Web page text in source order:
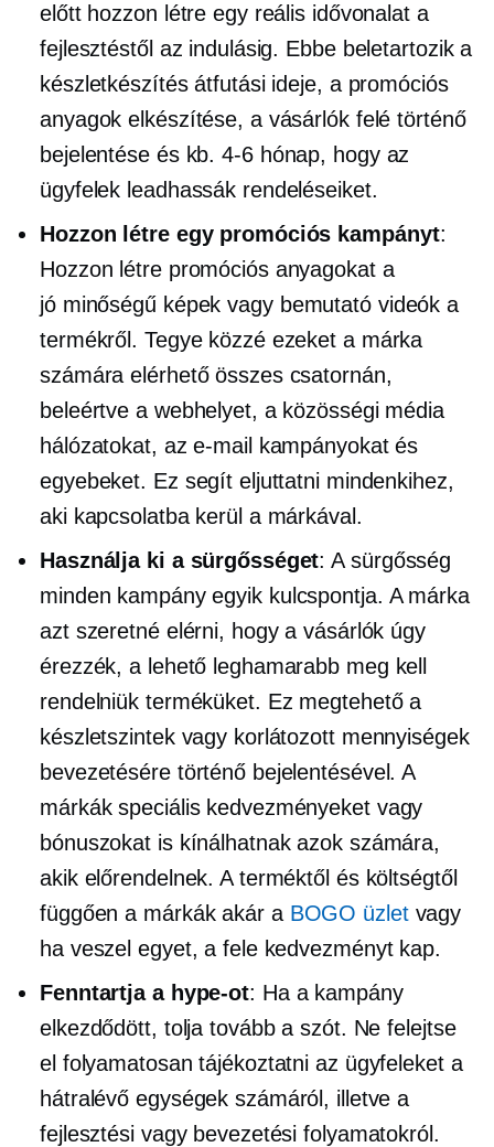
előtt hozzon létre egy reális idővonalat a
fejlesztéstől az indulásig. Ebbe beletartozik a
készletkészítés átfutási ideje, a promóciós
anyagok elkészítése, a vásárlók felé történő
bejelentése és kb.4-6hónap, hogy az
ügyfelek leadhassák rendeléseiket.
Hozzon létre egy promóciós kampányt:
Hozzon létre promóciós anyagokat a
jó minőségűképek vagy bemutató videók a
termékről. Tegye közzé ezeket a márka
számára elérhető összes csatornán,
beleértve a webhelyet, a közösségi média
hálózatokat, az e-mail kampányokat és
egyebeket. Ez segít eljuttatni mindenkihez,
aki kapcsolatba kerül a márkával.
Használja ki a sürgősséget: A sürgősség
minden kampány egyik kulcspontja. A márka
azt szeretné elérni, hogy a vásárlók úgy
érezzék, a lehető leghamarabb meg kell
rendelniük terméküket. Ez megtehető a
készletszintek vagy korlátozott mennyiségek
bevezetésére történő bejelentésével. A
márkák speciális kedvezményeket vagy
bónuszokat is kínálhatnak azok számára,
akik előrendelnek. A terméktől és költségtől
függően a márkák akár a BOGO üzletvagy
ha veszel egyet, a fele kedvezményt kap.
Fenntartja a hype-ot: Ha a kampány
elkezdődött, tolja tovább a szót. Ne felejtse
el folyamatosan tájékoztatni az ügyfeleket a
hátralévő egységek számáról, illetve a
fejlesztési vagy bevezetési folyamatokról.